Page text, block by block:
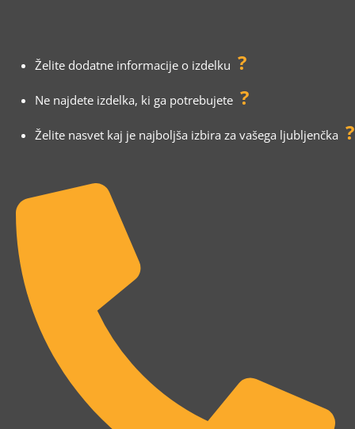
Želite dodatne informacije o izdelku ?
Ne najdete izdelka, ki ga potrebujete ?
Želite nasvet kaj je najboljša izbira za vašega ljubljenčka ?